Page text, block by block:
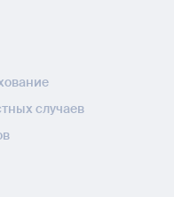
случаев